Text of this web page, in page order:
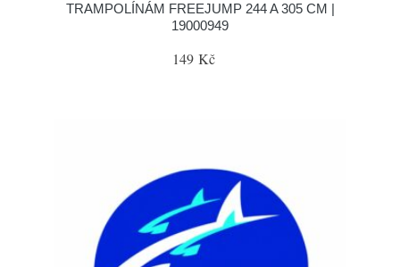
TRAMPOLÍNÁM FREEJUMP 244 A 305 CM |
19000949
149 Kč